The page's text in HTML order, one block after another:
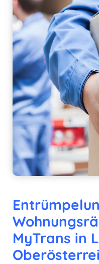
MyTrans in